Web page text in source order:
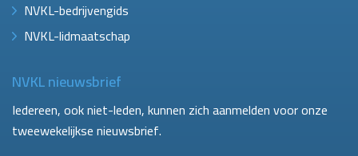
NVKL-bedrijvengids
NVKL-lidmaatschap
NVKL nieuwsbrief
Iedereen, ook niet-leden, kunnen zich aanmelden voor onze
tweewekelijkse nieuwsbrief.